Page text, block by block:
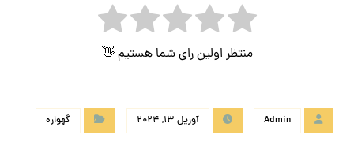
منتظر اولین رای شما هستیم 👋
Admin آوریل 13, 2024 گهواره